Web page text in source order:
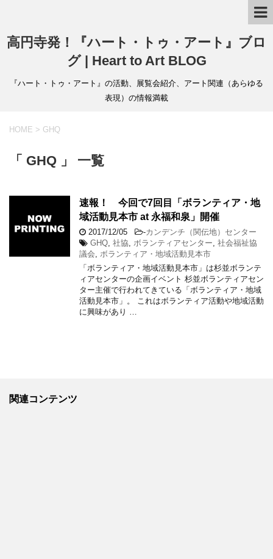
高円寺発！『ハート・トゥ・アート』ブロ
グ | Heart to Art BLOG
『ハート・トゥ・アート』の活動、展覧会紹介、アート関連（あらゆる
表現）の情報満載
HOME > GHQ
「 GHQ 」 一覧
速報！ 今回で7回目「ボランティア・地
域活動見本市 at 永福和泉」開催
2017/12/05 -カンデンチ（関伝地）センター
GHQ 社協 ボランティアセンター 社会福祉協
議会
ボランティア・地域活動見本市
「ボランティア・地域活動見本市」は杉並ボランテ
ィアセンターの企画イベント 杉並ボランティアセン
ター主催で行われてきている「ボランティア・地域
活動見本市」。 これはボランティア活動や地域活動
に興味があり …
関連コンテンツ